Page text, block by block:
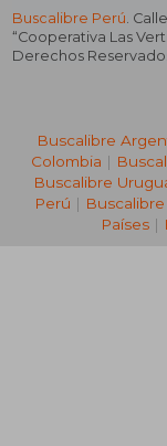
Buscalibre Perú.
“Cooperativa Las
Derechos
Buscalibre
Colombia |
Buscalibre
Perú |
Países |